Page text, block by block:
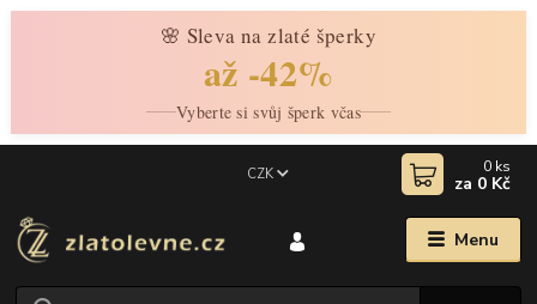
🌸 Sleva na zlaté šperky
až -42%
Vyberte si svůj šperk včas
Menu
CZK 0 ks
za 0 Kč